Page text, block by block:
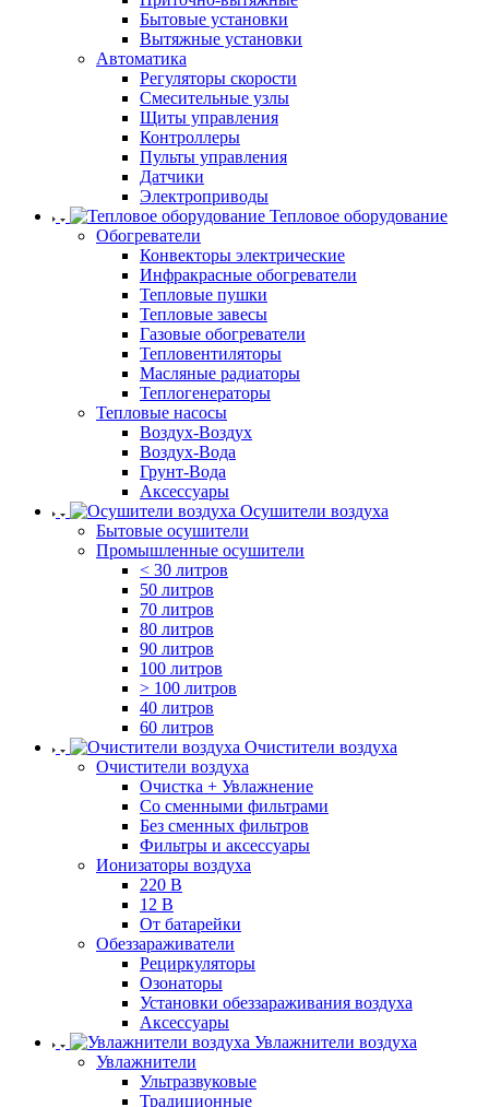
Бытовые установки
Вытяжные установки
Автоматика
Регуляторы скорости
Смесительные узлы
Щиты управления
Контроллеры
Пульты управления
Датчики
Электроприводы
Тепловое оборудование
Обогреватели
Конвекторы электрические
Инфракрасные обогреватели
Тепловые пушки
Тепловые завесы
Газовые обогреватели
Тепловентиляторы
Масляные радиаторы
Теплогенераторы
Тепловые насосы
Воздух-Воздух
Воздух-Вода
Грунт-Вода
Аксессуары
Осушители воздуха
Бытовые осушители
Промышленные осушители
< 30 литров
50 литров
70 литров
80 литров
90 литров
100 литров
> 100 литров
40 литров
60 литров
Очистители воздуха
Очистители воздуха
Очистка + Увлажнение
Cо сменными фильтрами
Без сменных фильтров
Фильтры и аксессуары
Ионизаторы воздуха
220 В
12 В
От батарейки
Обеззараживатели
Рециркуляторы
Озонаторы
Установки обеззараживания воздуха
Аксессуары
Увлажнители воздуха
Увлажнители
Ультразвуковые
Традиционные